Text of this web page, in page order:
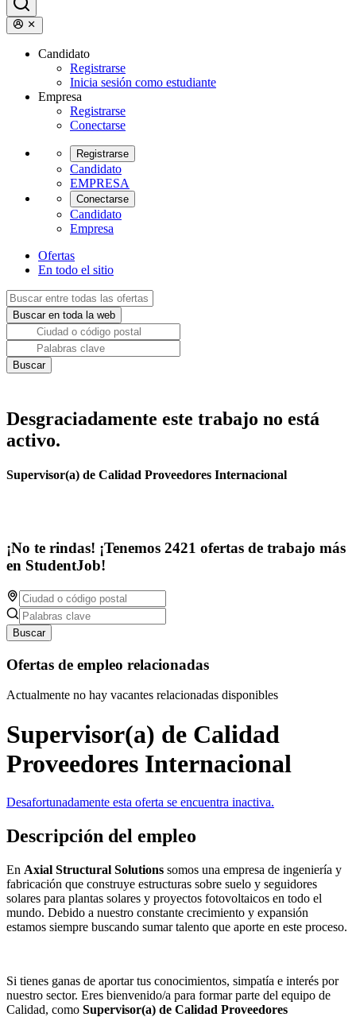
Candidato
Registrarse
Inicia sesión como estudiante
Empresa
Registrarse
Conectarse
Registrarse
Candidato
EMPRESA
Conectarse
Candidato
Empresa
Ofertas
En todo el sitio
Desgraciadamente este trabajo no está
activo.
Supervisor(a) de Calidad Proveedores Internacional
¡No te rindas! ¡Tenemos 2421 ofertas de trabajo más
en StudentJob!
Buscar
Ofertas de empleo relacionadas
Actualmente no hay vacantes relacionadas disponibles
Supervisor(a) de Calidad
Proveedores Internacional
Desafortunadamente esta oferta se encuentra inactiva.
Descripción del empleo
En Axial Structural Solutions somos una empresa de ingeniería y
fabricación que construye estructuras sobre suelo y seguidores
solares para plantas solares y proyectos fotovoltaicos en todo el
mundo. Debido a nuestro constante crecimiento y expansión
estamos siempre buscando sumar talento que aporte en este proceso.
Si tienes ganas de aportar tus conocimientos, simpatía e interés por
nuestro sector. Eres bienvenido/a para formar parte del equipo de
Calidad, como Supervisor(a) de Calidad Proveedores